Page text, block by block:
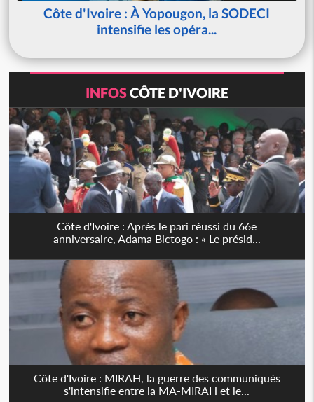
Côte d'Ivoire : À Yopougon, la SODECI
intensifie les opéra...
INFOSCÔTE D'IVOIRE
Côte d'Ivoire : Après le pari réussi du 66e
anniversaire, Adama Bictogo : « Le présid...
Côte d'Ivoire : MIRAH, la guerre des communiqués
s'intensifie entre la MA-MIRAH et le...